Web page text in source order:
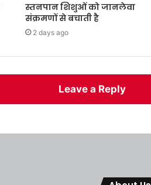
स्तनपान शिशुओं को जानलेवा
संक्रमणों से बचाती है
2 days ago
Leave a Reply